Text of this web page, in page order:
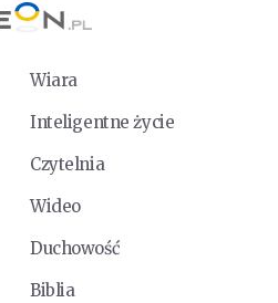
Wiara
Inteligentne życie
Czytelnia
Wideo
Duchowość
Biblia